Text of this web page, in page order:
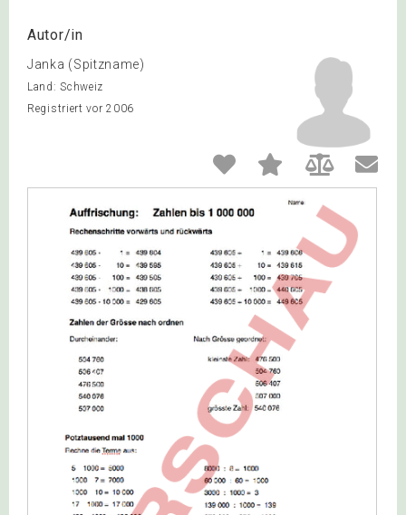
Autor/in
Janka (Spitzname)
Land: Schweiz
Registriert vor 2006